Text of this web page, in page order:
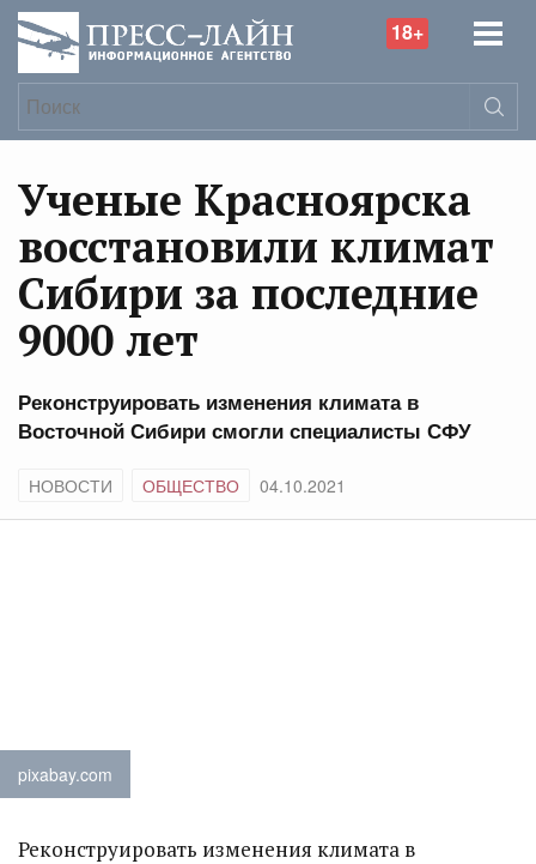
18+
Ученые Красноярска
восстановили климат
Сибири за последние
9000 лет
Реконструировать изменения климата в
Восточной Сибири смогли специалисты СФУ
НОВОСТИ ОБЩЕСТВО 04.10.2021
pixabay.com
Реконструировать изменения климата в